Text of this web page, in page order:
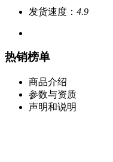
发货速度： 4.9
热销榜单
商品介绍
参数与资质
声明和说明